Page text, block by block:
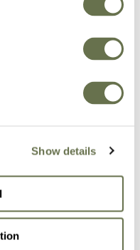
Show details
cultivos
confiar
todo su